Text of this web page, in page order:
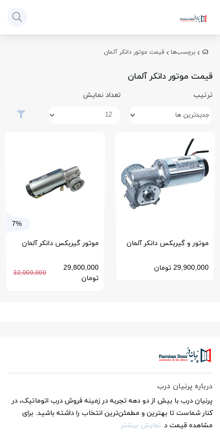
برچسب‌ها قیمت موتور دانکر آلمان
قیمت موتور دانکر آلمان
ترتیب تعداد نمایش
موتور و گیربکس دانکر آلمان
25*63
29,900,000 تومان
7%
موتور گیربکس دانکر آلمان
GR63*55 برای درب اتوماتیک
29,800,000
تومان
32,000,000
درباره پرنیان درب
پرنیان درب با بیش از دو دهه تجربه در زمینه فروش درب اتوماتیک، در
کنار شماست تا بهترین و مطمئن‌ترین انتخاب را داشته باشید. برای
مشاهده قیمت د نمایش بیشتر